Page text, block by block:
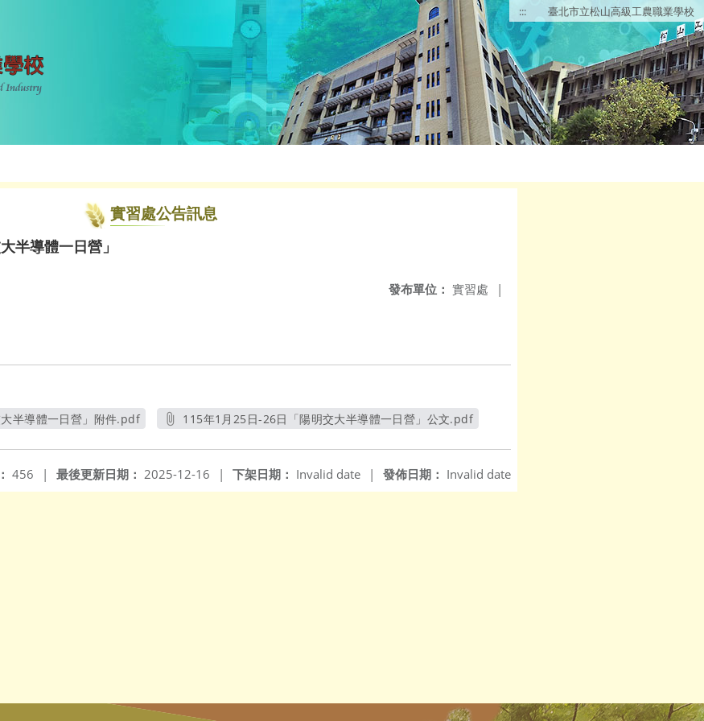
::: 臺北市立松山高級工農職業學校
實習處公告訊息
半導體一日營」
發布單位： 實習處 |
半導體一日營」附件.pdf
115年1月25日-26日「陽明交大半導體一日營」公文.pdf
發佈日期： Invalid date
下架日期： Invalid date |
最後更新日期： 2025-12-16 |
456 |